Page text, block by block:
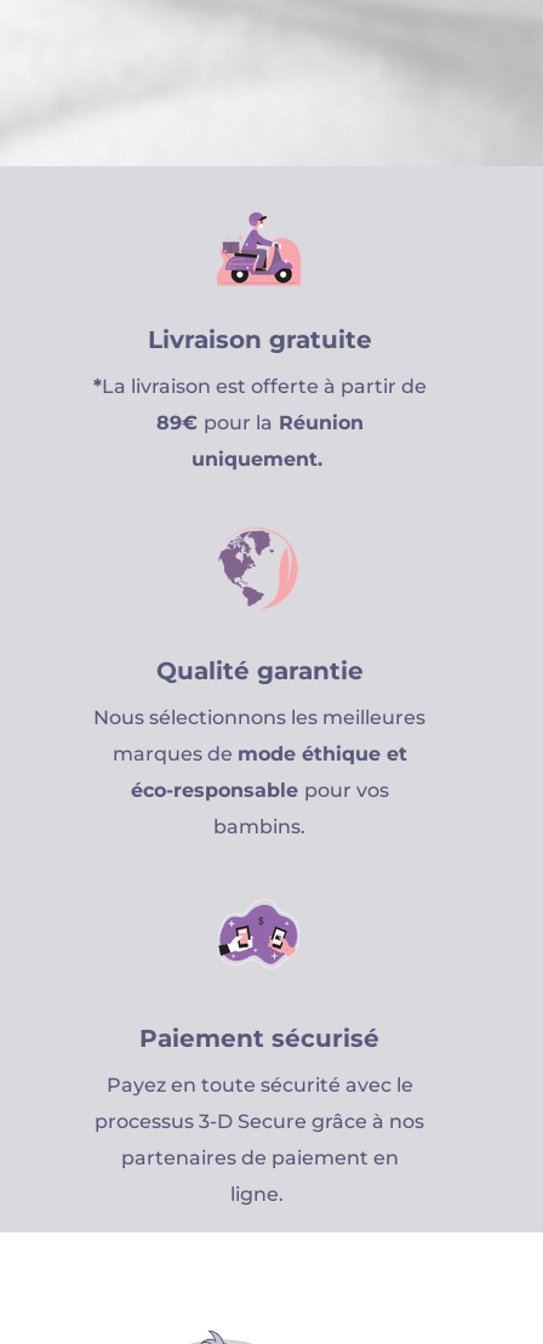
Livraison gratuite
*La livraison est offerte à partir de
89€ pour la Réunion
uniquement.
Qualité garantie
Nous sélectionnons les meilleures
marques de mode éthique et
éco-responsable pour vos
bambins.
Paiement sécurisé
Payez en toute sécurité avec le
processus 3-D Secure grâce à nos
partenaires de paiement en
ligne.